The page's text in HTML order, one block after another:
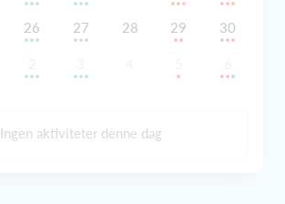
26 27 28 29 30
Ingen aktiviteter denne dag